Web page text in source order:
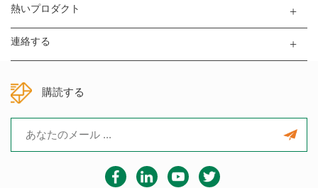
熱いプロダクト
連絡する
購読する